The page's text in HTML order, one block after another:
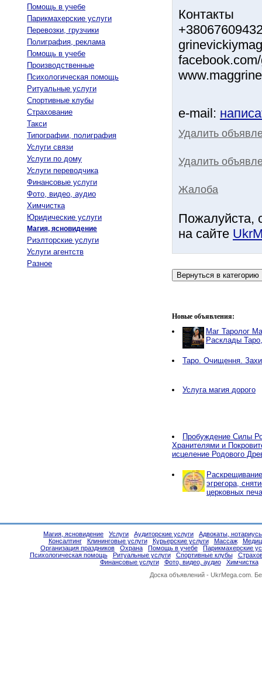
Помощь в учебе
Парикмахерские услуги
Перевозки, грузчики
Полиграфия, реклама
Помощь в учебе
Производственные
Психологическая помощь
Ритуальные услуги
Спортивные клубы
Страхование
Такси
Типографии, полиграфия
Услуги связи
Услуги по дому
Услуги переводчика
Финансовые услуги
Фото, видео, аудио
Химчистка
Юридические услуги
Магия, ясновидение
Риэлторские услуги
Услуги агентств
Разное
Контакты
e-mail:
Удалить
Удалить
Жалоба
Пожалуйста,
на сайте
Новые объявления:
Маг Таролог
Расклады
Таро. Очищення.
Услуга магия дорого
Пробуждение Силы
Хранителями и
исцеление Родового
эгрегора,
церковных
Магия, ясновидение Услуги Аудиторские услуги
Адвокаты,
Консалтинг
Клининговые услуги Курьерские услуги Массаж
Организация праздников
Охрана Помощь в учебе
Парикмахерские
Психологическая помощь
Ритуальные услуги Спортивные клубы
Финансовые услуги
Фото, видео, аудио
Химчистка
Доска объявлений - UkrMega.com.